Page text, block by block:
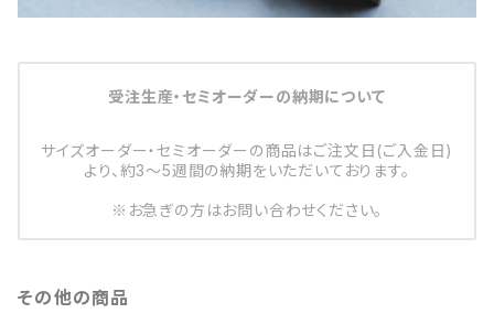
受注生産・セミオーダーの納期について
サイズオーダー・セミオーダーの商品はご注文日(ご入金日)
より、約3～5週間の納期をいただいております。
※お急ぎの方はお問い合わせください。
その他の商品